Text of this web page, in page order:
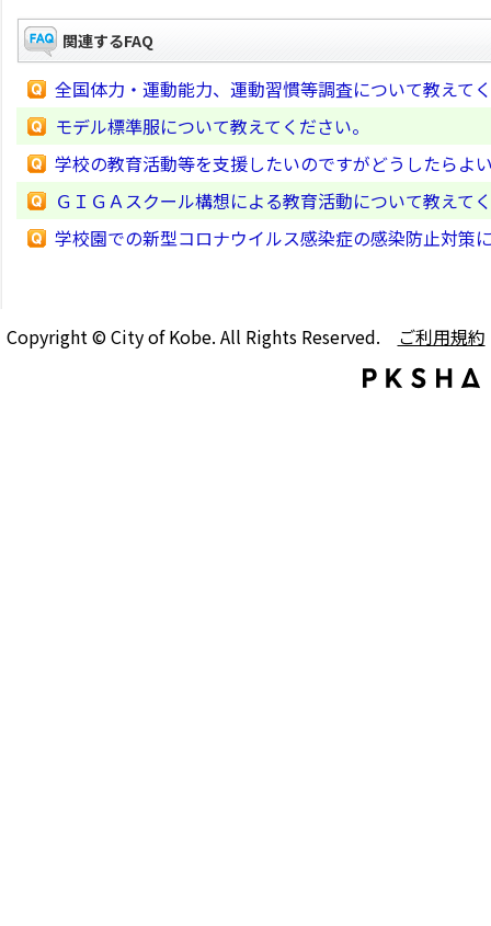
関連するFAQ
全国体力・運動能力、運動習慣等調査について教えて
モデル標準服について教えてください。
学校の教育活動等を支援したいのですがどうしたらよ
ＧＩＧＡスクール構想による教育活動について教えて
学校園での新型コロナウイルス感染症の感染防止対策
Copyright © City of Kobe. All Rights Reserved. ご利用規約